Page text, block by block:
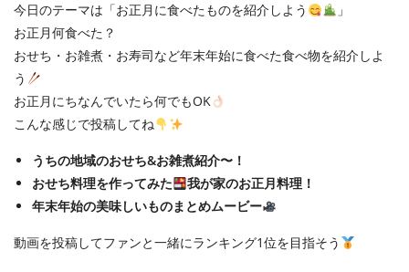
今日のテーマは「お正月に食べたものを紹介しよう
」
お正月何食べた？
おせち・お雑煮・お寿司など年末年始に食べた食べ物を紹介しよ
う
お正月にちなんでいたら何でもOK
こんな感じで投稿してね
うちの地域のおせち&お雑煮紹介〜！
おせち料理を作ってみた
我が家のお正月料理！
年末年始の美味しいものまとめムービー
動画を投稿してファンと一緒にランキング1位を目指そう